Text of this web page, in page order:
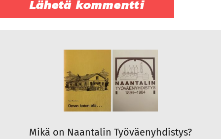
Mikä on Naantalin Työväenyhdistys?